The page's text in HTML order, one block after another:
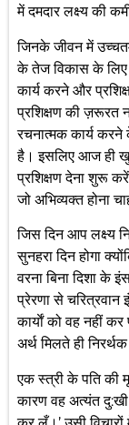
में दमदार लक्ष्य की
जिनके जीवन में उच्चतम
के तेज विकास के लिए
कार्य करने और
प्रशिक्षण की ज़रूरत
रचनात्मक कार्य
है। इसलिए आज ही खुद
प्रशिक्षण देना शुरू
जो अभिव्यक्त होना
जिस दिन आप लक्ष्य
सुनहरा दिन होगा
वरना बिना दिशा के
प्रेरणा से चरित्रवान
कार्याें को वह नहीं
अर्थ मिलते ही
एक स्त्री के पति की
कारण वह अत्यंत